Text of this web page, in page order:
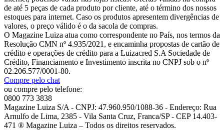
de até 5 peças de cada produto por cliente, até o término dos nossos
estoques para internet. Caso os produtos apresentem divergências de
valores, o preço válido é o da sacola de compras.
O Magazine Luiza atua como correspondente no País, nos termos da
Resolução CMN nº 4.935/2021, e encaminha propostas de cartão de
crédito e operações de crédito para a Luizacred S.A Sociedade de
Crédito, Financiamento e Investimento inscrita no CNPJ sob o nº
02.206.577/0001-80.
Compre pelo chat
ou compre pelo telefone:
0800 773 3838
Magazine Luiza S/A - CNPJ: 47.960.950/1088-36 - Endereço: Rua
Arnulfo de Lima, 2385 - Vila Santa Cruz, Franca/SP - CEP 14.403-
471 ® Magazine Luiza – Todos os direitos reservados.